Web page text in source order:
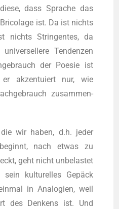
dass Spra­che das
ist. Da ist nichts
nichts Strin­gen­tes, da
Ten­den­zen
der Poe­sie ist
er akzen­tu­iert nur, wie
zusam­men­
wir haben, d.h. jeder
nach etwas zu
geht nicht unbe­las­tet
kul­tu­rel­les Gepäck
in Ana­lo­gien, weil
des Den­kens ist. Und